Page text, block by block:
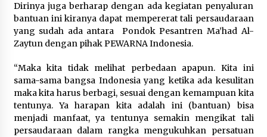
Dirinya juga berharap dengan ada kegiatan penyaluran
bantuan ini kiranya dapat mempererat tali persaudaraan
yang sudah ada antara Pondok Pesantren Ma’had Al-
Zaytun dengan pihak PEWARNA Indonesia.
“Maka kita tidak melihat perbedaan apapun. Kita ini
sama-sama bangsa Indonesia yang ketika ada kesulitan
maka kita harus berbagi, sesuai dengan kemampuan kita
tentunya. Ya harapan kita adalah ini (bantuan) bisa
menjadi manfaat, ya tentunya semakin mengikat tali
persaudaraan dalam rangka mengukuhkan persatuan